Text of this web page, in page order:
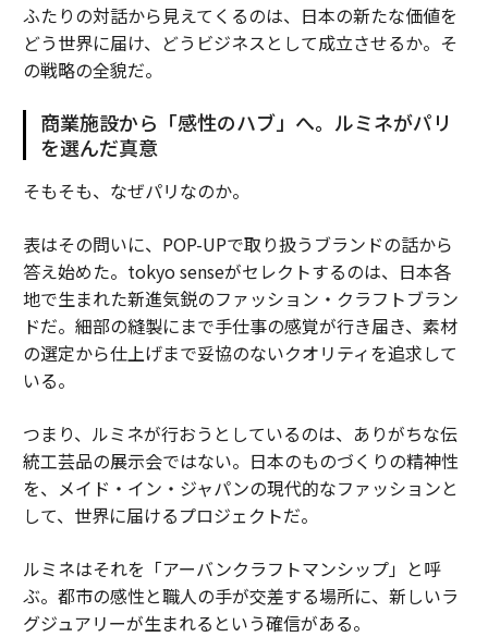
ふたりの対話から見えてくるのは、日本の新たな価値を
どう世界に届け、どうビジネスとして成立させるか。そ
の戦略の全貌だ。
商業施設から「感性のハブ」へ。ルミネがパリ
を選んだ真意
そもそも、なぜパリなのか。
表はその問いに、POP-UPで取り扱うブランドの話から
答え始めた。tokyo senseがセレクトするのは、日本各
地で生まれた新進気鋭のファッション・クラフトブラン
ドだ。細部の縫製にまで手仕事の感覚が行き届き、素材
の選定から仕上げまで妥協のないクオリティを追求して
いる。
つまり、ルミネが行おうとしているのは、ありがちな伝
統工芸品の展示会ではない。日本のものづくりの精神性
を、メイド・イン・ジャパンの現代的なファッションと
して、世界に届けるプロジェクトだ。
ルミネはそれを「アーバンクラフトマンシップ」と呼
ぶ。都市の感性と職人の手が交差する場所に、新しいラ
グジュアリーが生まれるという確信がある。